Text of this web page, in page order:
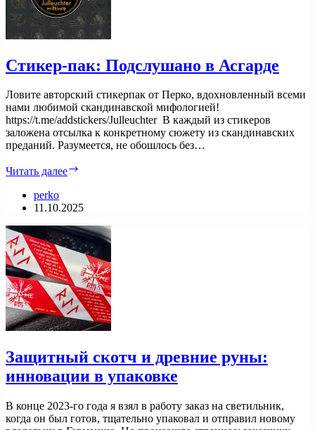
Стикер-пак: Подслушано в Асгарде
Ловите авторский стикерпак от Перко, вдохновленный всеми
нами любимой скандинавской мифологией!
https://t.me/addstickers/Julleuchter В каждый из стикеров
заложена отсылка к конкретному сюжету из скандинавских
преданий. Разумеется, не обошлось без…
Читать далее
в
perko
11.10.2025
Защитный скотч и древние руны:
инновации в упаковке
В конце 2023-го года я взял в работу заказ на светильник,
когда он был готов, тщательно упаковал и отправил новому